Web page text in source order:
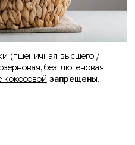
(пшеничная высшего /
безглютеновая,
кокосовой запрещены.